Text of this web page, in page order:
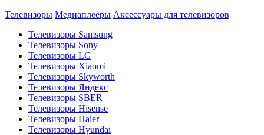
Телевизоры Медиаплееры Аксессуары для телевизоров
Телевизоры Samsung
Телевизоры Sony
Телевизоры LG
Телевизоры Xiaomi
Телевизоры Skyworth
Телевизоры Яндекс
Телевизоры SBER
Телевизоры Hisense
Телевизоры Haier
Телевизоры Hyundai